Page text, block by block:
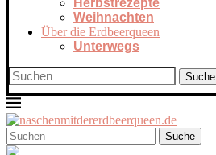
Herbstrezepte
Weihnachten
Über die Erdbeerqueen
Unterwegs
Suche
Suche